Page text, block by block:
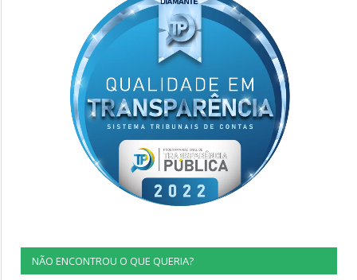
NÃO ENCONTROU O QUE QUERIA?